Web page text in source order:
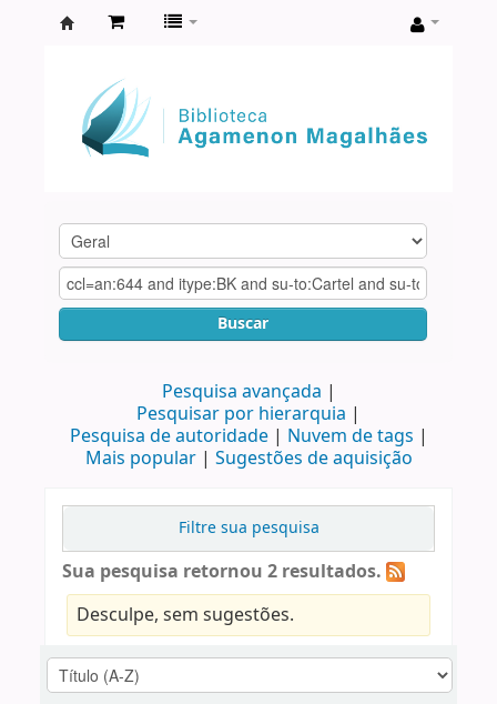
Agamenon
Magalhães
Buscar
Pesquisa avançada
Pesquisar por hierarquia
Pesquisa de autoridade
Nuvem de tags
Mais popular
Sugestões de aquisição
Filtre sua pesquisa
Sua pesquisa retornou 2 resultados.
Desculpe, sem sugestões.